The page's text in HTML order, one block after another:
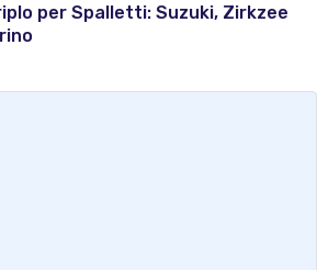
per Spalletti: Suzuki, Zirkzee